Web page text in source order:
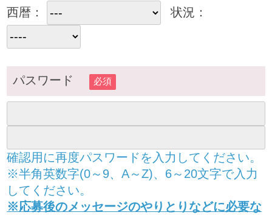
西暦： 状況：
パスワード 必須
確認用に再度パスワードを入力してください。
※半角英数字(0～9、A～Z)、6～20文字で入力
してください。
※応募後のメッセージのやりとりなどに必要な